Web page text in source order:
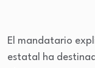
El mandatario
estatal ha